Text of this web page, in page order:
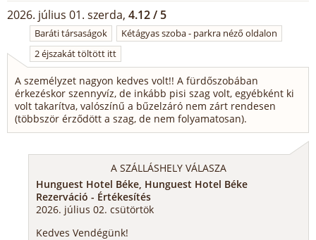
2026. július 01. szerda, 4.12 / 5
Baráti társaságok
Kétágyas szoba - parkra néző oldalon
2 éjszakát töltött itt
A személyzet nagyon kedves volt!! A fürdőszobában
érkezéskor szennyvíz, de inkább pisi szag volt, egyébként ki
volt takarítva, valószínű a bűzelzáró nem zárt rendesen
(többször érződött a szag, de nem folyamatosan).
A SZÁLLÁSHELY VÁLASZA
Hunguest Hotel Béke, Hunguest Hotel Béke
Rezerváció - Értékesítés
2026. július 02. csütörtök
Kedves Vendégünk!